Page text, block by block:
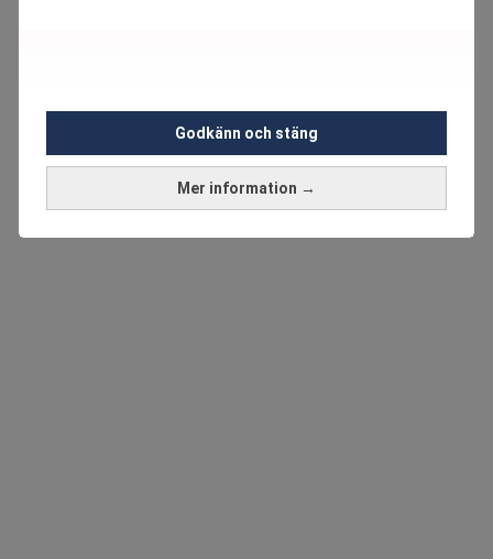
Mer information →
Godkänn och stäng